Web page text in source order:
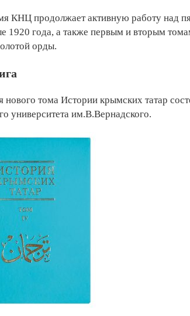
КНЦ продолжает активную работу над
1920 года, а также первым и вторым
орды.
нового тома Истории крымских татар
университета им.В.Вернадского.